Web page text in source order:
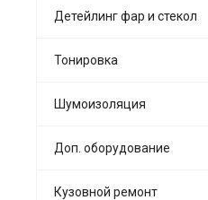
Детейлинг фар и стекол
Тонировка
Шумоизоляция
Доп. оборудование
Кузовной ремонт